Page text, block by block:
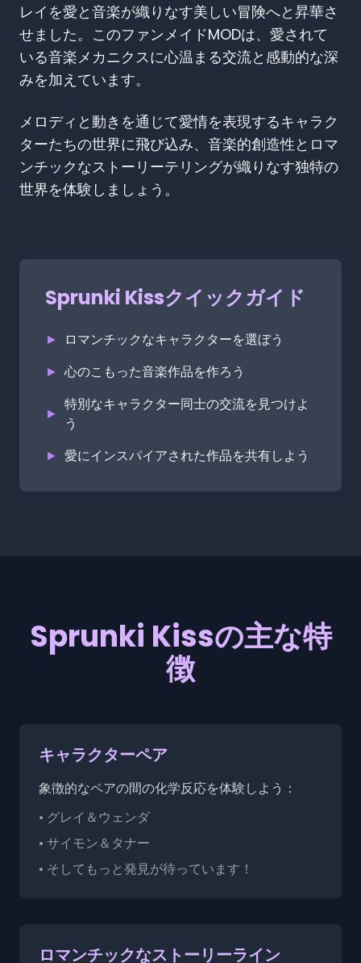
レイを愛と音楽が織りなす美しい冒険へと昇華さ
せました。このファンメイドMODは、愛されて
いる音楽メカニクスに心温まる交流と感動的な深
みを加えています。
メロディと動きを通じて愛情を表現するキャラク
ターたちの世界に飛び込み、音楽的創造性とロマ
ンチックなストーリーテリングが織りなす独特の
世界を体験しましょう。
Sprunki Kissクイックガイド
►
ロマンチックなキャラクターを選ぼう
► 心のこもった音楽作品を作ろう
►
特別なキャラクター同士の交流を見つけよ
う
► 愛にインスパイアされた作品を共有しよう
Sprunki Kissの主な特
徴
キャラクターペア
象徴的なペアの間の化学反応を体験しよう：
• グレイ＆ウェンダ
• サイモン＆タナー
• そしてもっと発見が待っています！
ロマンチックなストーリーライン